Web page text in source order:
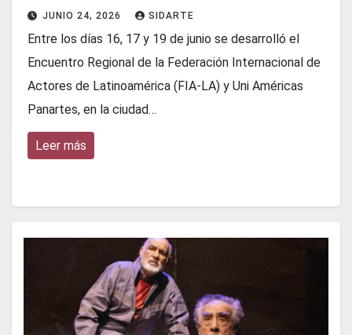
JUNIO 24, 2026 SIDARTE
Entre los días 16, 17 y 19 de junio se desarrolló el
Encuentro Regional de la Federación Internacional de
Actores de Latinoamérica (FIA-LA) y Uni Américas
Panartes, en la ciudad…
Leer más